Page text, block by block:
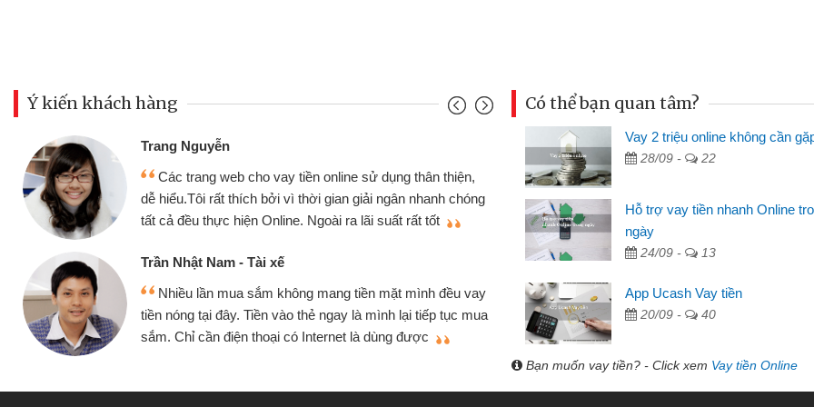
Ý kiến khách hàng
Trang Nguyễn
Các trang web cho vay tiền online sử dụng thân thiện,
dễ hiểu.Tôi rất thích bởi vì thời gian giải ngân nhanh chóng
tất cả đều thực hiện Online. Ngoài ra lãi suất rất tốt
Trần Nhật Nam - Tài xế
Nhiều lần mua sắm không mang tiền mặt mình đều vay
tiền nóng tại đây. Tiền vào thẻ ngay là mình lại tiếp tục mua
sắm. Chỉ cần điện thoại có Internet là dùng được
Đoàn Hữu Cảnh
Mình cần tiền gấp nên định
nhưng thật may đã có gói vay
không cần gặp mặt nên rất tiện
bè biết
Tôi kinh doanh buôn bán
hàng, nhờ biết đến website
quyết được công việc của
Có thể bạn quan tâm?
Vay 2 triệu online không cần
28/09 - 22
Hỗ trợ vay tiền nhanh Online
ngày
24/09 - 13
App Ucash Vay tiền
20/09 - 40
Bạn muốn vay tiền? - Click xem Vay tiền Online